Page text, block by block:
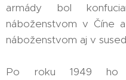
armády bol
náboženstvom v Číne
náboženstvom aj v
Po roku 1949 ho